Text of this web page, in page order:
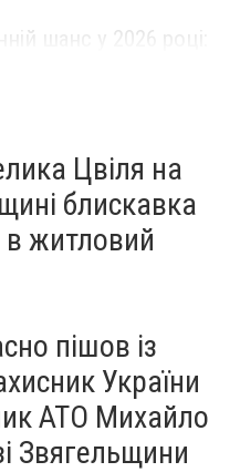
шанс у 2026 році:
водійок автобусів
Цвіля на
блискавка
в житловий
пішов із
України
АТО Михайло
Звягельщини